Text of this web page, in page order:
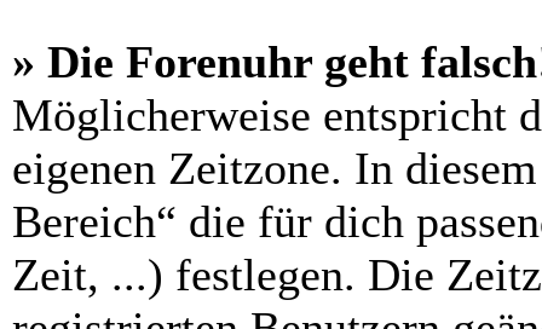
» Die Forenuhr geht
Möglicherweise entspricht
eigenen Zeitzone. In
Bereich“ die für dich
Zeit, ...) festlegen. Die